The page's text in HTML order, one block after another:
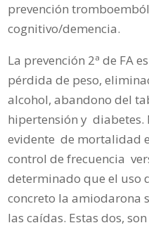
prevención
cognitivo/demencia.
La prevención 2ª de FA
pérdida de peso,
alcohol, abandono del
hipertensión y diabetes.
evidente de mortalidad
control de frecuencia
determinado que el uso
concreto la amiodarona
las caídas. Estas dos,